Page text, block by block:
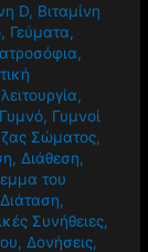
D, Βιταμίνη
, Γεύματα,
,
,
Γυμνό, Γυμνοί
Σώματος,
, Διάθεση,
του
Διάταση,
Συνήθειες,
, Δονήσεις,